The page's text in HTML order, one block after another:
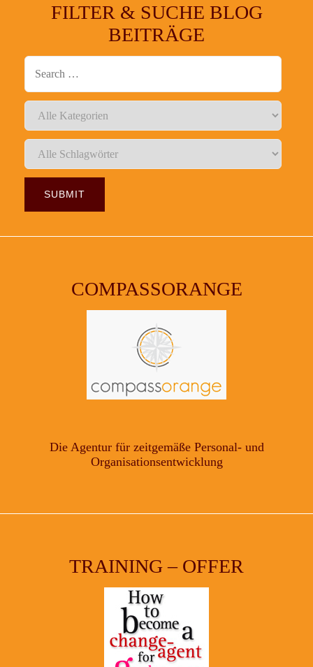
FILTER & SUCHE BLOG
BEITRÄGE
COMPASSORANGE
Die Agentur für zeitgemäße Personal- und
Organisationsentwicklung
TRAINING – OFFER